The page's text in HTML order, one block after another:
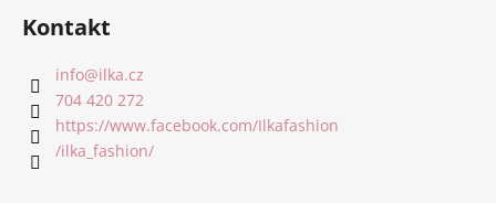
Kontakt
info@ilka.cz
704 420 272
https://www.facebook.com/Ilkafashion
/ilka_fashion/